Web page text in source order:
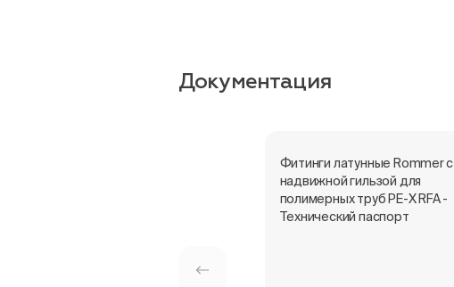
Документация
Фитинги латунные Rommer с
надвижной гильзой для
полимерных труб PE-X RFA -
Технический паспорт